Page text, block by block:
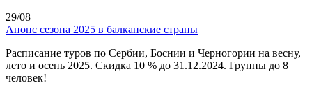
29/08
Анонс сезона 2025 в балканские страны
Расписание туров по Сербии, Боснии и Черногории на весну,
лето и осень 2025. Скидка 10 % до 31.12.2024. Группы до 8
человек!